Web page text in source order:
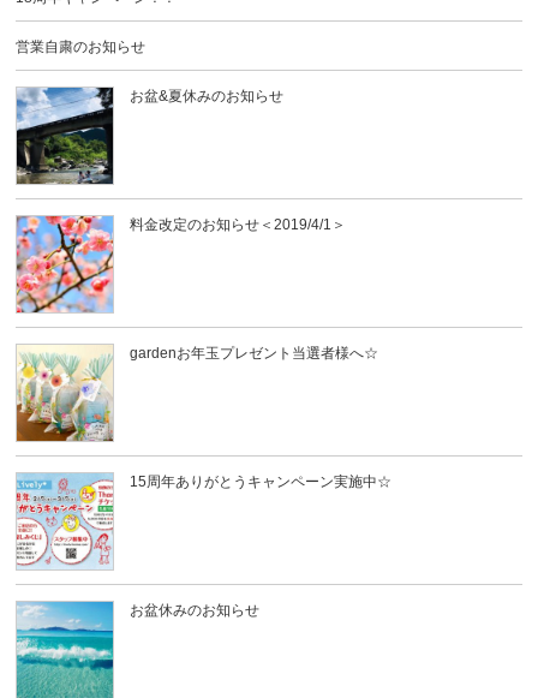
営業自粛のお知らせ
お盆&夏休みのお知らせ
料金改定のお知らせ＜2019/4/1＞
gardenお年玉プレゼント当選者様へ☆
15周年ありがとうキャンペーン実施中☆
お盆休みのお知らせ